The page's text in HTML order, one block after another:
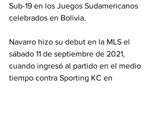
Sub-19 en los Juegos Sudamericanos
celebrados en Bolivia.
Navarro hizo su debut en la MLS el
sábado 11 de septiembre de 2021,
cuando ingresó al partido en el medio
tiempo contra Sporting KC en